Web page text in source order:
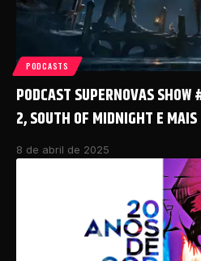
PODCASTS
PODCAST SUPERNOVAS
2, SOUTH OF MIDNIGHT E MAIS
8 de abril de 2025